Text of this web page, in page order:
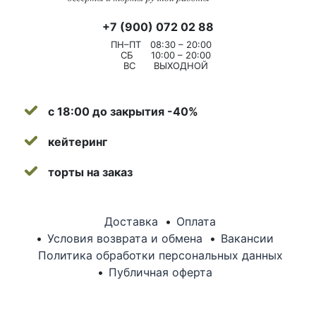
+7 (900) 072 02 88
ПН–ПТ
08:30 – 20:00
СБ
10:00 – 20:00
ВС
ВЫХОДНОЙ
с 18:00 до закрытия -40%
кейтеринг
торты на заказ
Доставка
Оплата
Условия возврата и обмена
Вакансии
Политика обработки персональных данных
Публичная оферта